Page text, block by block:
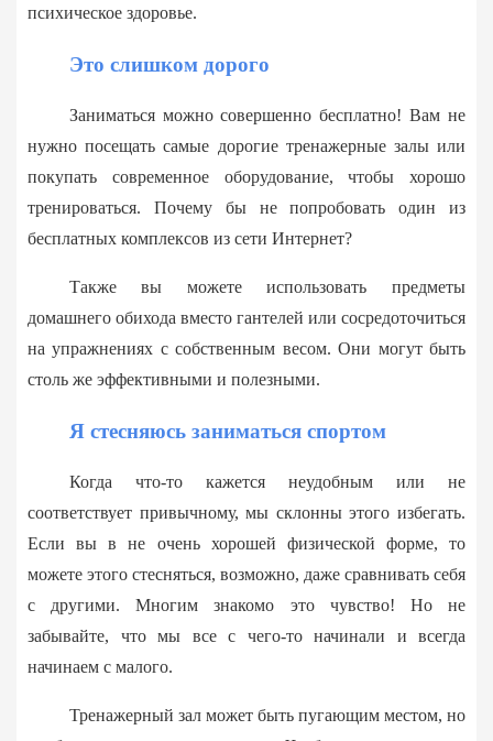
психическое здоровье.
Это слишком дорого
Заниматься можно совершенно бесплатно! Вам не
нужно посещать самые дорогие тренажерные залы или
покупать современное оборудование, чтобы хорошо
тренироваться. Почему бы не попробовать один из
бесплатных комплексов из сети Интернет?
Также вы можете использовать предметы
домашнего обихода вместо гантелей или сосредоточиться
на упражнениях с собственным весом. Они могут быть
столь же эффективными и полезными.
Я стесняюсь заниматься спортом
Когда что-то кажется неудобным или не
соответствует привычному, мы склонны этого избегать.
Если вы в не очень хорошей физической форме, то
можете этого стесняться, возможно, даже сравнивать себя
с другими. Многим знакомо это чувство! Но не
забывайте, что мы все с чего-то начинали и всегда
начинаем с малого.
Тренажерный зал может быть пугающим местом, но